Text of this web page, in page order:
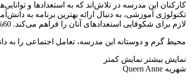
کارکنان این مدرسه در تلاش‌اند که به استعدادها و
تکنولوژی آموزشی، به دنبال ارائه بهترین برنامه به
لازم برای شکوفایی استعدادهای آنان را فراهم می‌کند. 60% دانش آموزان این مدرسه را محصلان بومی و 40% را محصلان خارجی تشکیل میدهند.
محیط گرم و دوستانه‌ این مدرسه، تعامل اجتماعی را به
نمایش بیشتر نمایش کمتر
شهریه Queen Anne